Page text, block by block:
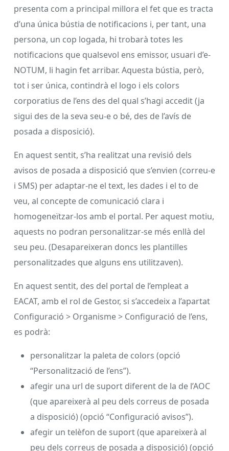
presenta com a principal millora el fet que es tracta
d’una única bústia de notificacions i, per tant, una
persona, un cop logada, hi trobarà totes les
notificacions que qualsevol ens emissor, usuari d’e-
NOTUM, li hagin fet arribar. Aquesta bústia, però,
tot i ser única, contindrà el logo i els colors
corporatius de l’ens des del qual s’hagi accedit (ja
sigui des de la seva seu-e o bé, des de l’avís de
posada a disposició).
En aquest sentit, s’ha realitzat una revisió dels
avisos de posada a disposició que s’envien (correu-e
i SMS) per adaptar-ne el text, les dades i el to de
veu, al concepte de comunicació clara i
homogeneïtzar-los amb el portal. Per aquest motiu,
aquests no podran personalitzar-se més enllà del
seu peu. (Desapareixeran doncs les plantilles
personalitzades que alguns ens utilitzaven).
En aquest sentit, des del portal de l’empleat a
EACAT, amb el rol de Gestor, si s’accedeix a l’apartat
Configuració > Organisme > Configuració de l’ens,
es podrà:
personalitzar la paleta de colors (opció
“Personalització de l’ens”).
afegir una url de suport diferent de la de l’AOC
(que apareixerà al peu dels correus de posada
a disposició) (opció “Configuració avisos”).
afegir un telèfon de suport (que apareixerà al
peu dels correus de posada a disposició) (opció